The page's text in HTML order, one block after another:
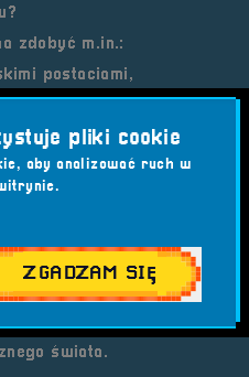
zdobyć m.in.:
postaciami,
ozdobienia pokoju
które idealnie
lub pamiątki z
z
świata.
pliki cookie
aby analizować ruch w
ZGADZAM SIĘ